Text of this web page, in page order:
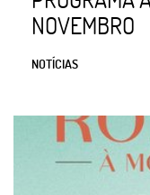
NOVEMBRO
NOTÍCIAS